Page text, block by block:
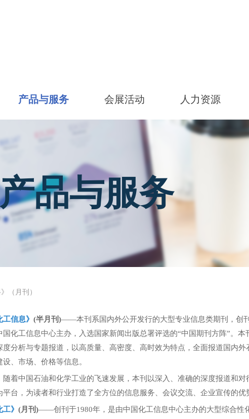
产品与服务 会展活动 人力资源
品与服务
（月刊）
工信息》 (半月刊)——本刊系国内外公开发行的大型专业信息类期刊，创
国化工信息中心主办，入选国家新闻出版总署评选的“中国期刊方阵”。
度分析与专题报道，以高质量、高密度、高时效为特点，全面报道国内
、市场、价格等信息。
中国石油和化学工业的飞速发展，本刊以深入、准确的深度报道和对
平台，为读者和行业打造了全方位的信息服务、会议交流、企业宣传的优
工》 (月刊)——创刊于1980年，是由中国化工信息中心主办的大型综合性